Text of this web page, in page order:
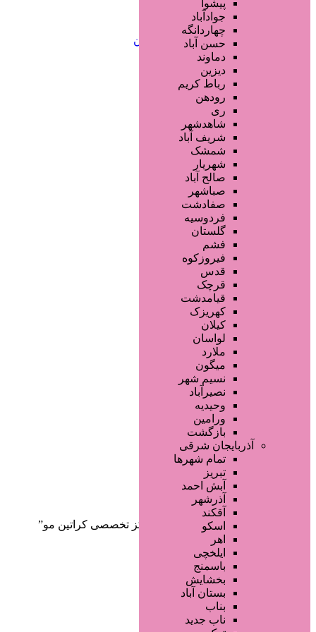
خدمات مژه
خدمات ابرو
خدمات تناسب اندام و زیبایی بدن
خدمات پوست و زیبایی
خدمات ویژه و سیار
سایر خدمات
پیشوا
جوادآباد
چهاردانگه
حسن آباد
دماوند
دیزین
رباط کریم
رودهن
ری
شاهدشهر
شریف آباد
شمشک
شهریار
صالح آباد
صباشهر
صفادشت
فردوسیه
گلستان
فشم
فیروزکوه
قدس
قرچک
قیامدشت
کهریزک
کیلان
لواسان
ملارد
میگون
نسیم شهر
نصیرآباد
وحیدیه
ورامین
بازگشت
آذربایجان شرقی
تمام شهر‌ها
تبریز
آبش احمد
آذرشهر
آقکند
اسکو
اهر
ایلخچی
باسمنج
بخشایش
بستان آباد
بناب
ناب جدید
صفحه اصلی
آگهی انبوه
طراحی سایت
صفحه اختصاصی
لیست سایتهای تبلیغاتی
دسته‌بندی‌ها
/ محصولات برچسب خورده “مرکز تخصصی کراتین مو”